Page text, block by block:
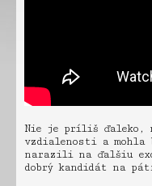
Nie je príliš ďaleko,
vzdialenosti a mohla
narazili na ďalšiu
dobrý kandidát na